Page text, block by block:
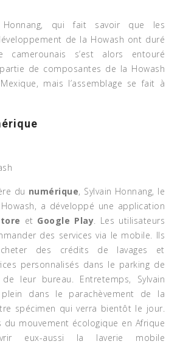
Honnang, qui fait savoir que les
de la Howash ont duré
s’est alors entouré
partie de composantes de la Howash
mais l’assemblage se fait à
du numérique, Sylvain Honnang, le
a développé une application
et Google Play. Les utilisateurs
des services via le mobile. Ils
des crédits de lavages et
personnalisés dans le parking de
leur bureau. Entretemps, Sylvain
dans le parachèvement de la
spécimen qui verra bientôt le jour.
du mouvement écologique en Afrique
eux-aussi la laverie mobile